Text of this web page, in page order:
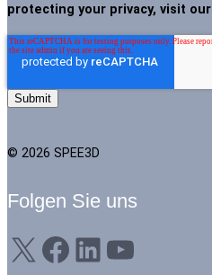
protecting your privacy, visit our
© 2026 SPEE3D
Folgen Sie uns
X Facebook LinkedIn YouTube